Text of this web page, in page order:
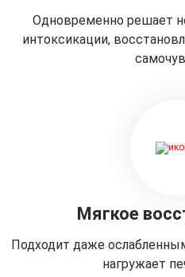
Одновременно решает
интоксикации,
Мягкое
Подходит даже
нагружает